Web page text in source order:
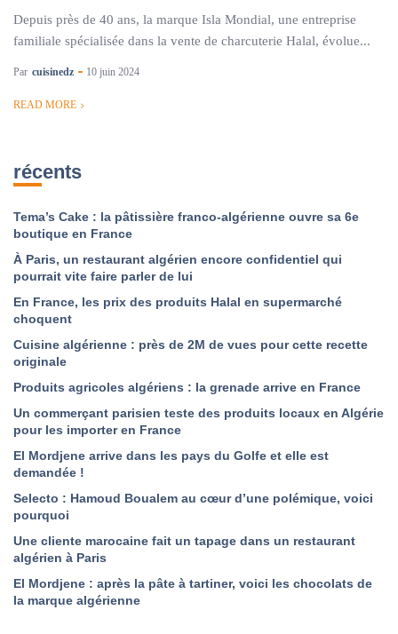
Depuis près de 40 ans, la marque Isla Mondial, une entreprise
familiale spécialisée dans la vente de charcuterie Halal, évolue...
Par cuisinedz 10 juin 2024
READ MORE
récents
Tema’s Cake : la pâtissière franco-algérienne ouvre sa 6e
boutique en France
À Paris, un restaurant algérien encore confidentiel qui
pourrait vite faire parler de lui
En France, les prix des produits Halal en supermarché
choquent
Cuisine algérienne : près de 2M de vues pour cette recette
originale
Produits agricoles algériens : la grenade arrive en France
Un commerçant parisien teste des produits locaux en Algérie
pour les importer en France
El Mordjene arrive dans les pays du Golfe et elle est
demandée !
Selecto : Hamoud Boualem au cœur d’une polémique, voici
pourquoi
Une cliente marocaine fait un tapage dans un restaurant
algérien à Paris
El Mordjene : après la pâte à tartiner, voici les chocolats de
la marque algérienne